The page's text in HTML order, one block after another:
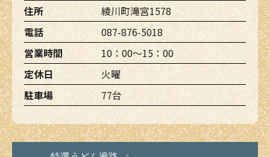
住所
綾川町滝宮1578
電話
087-876-5018
営業時間
10：00～15：00
定休日
火曜
駐車場
77台